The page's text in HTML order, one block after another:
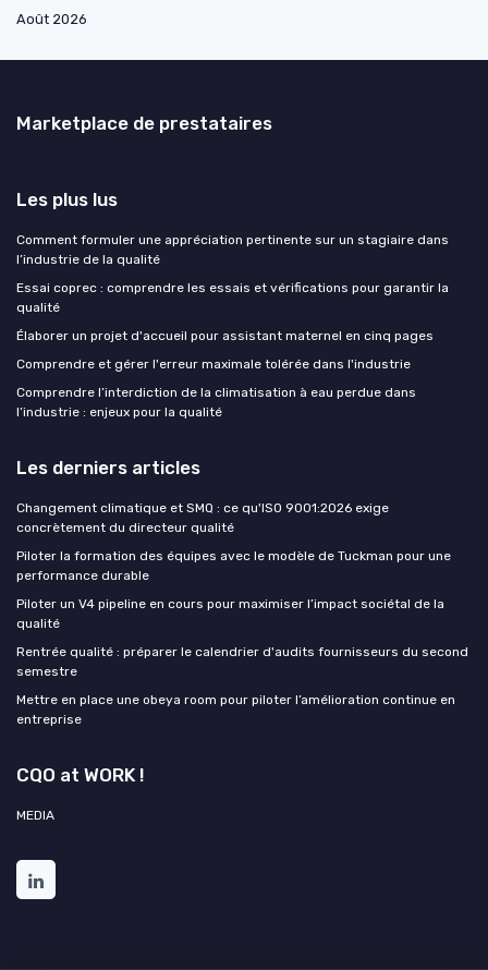
Août 2026
Marketplace de prestataires
Les plus lus
Comment formuler une appréciation pertinente sur un stagiaire dans
l’industrie de la qualité
Essai coprec : comprendre les essais et vérifications pour garantir la
qualité
Élaborer un projet d'accueil pour assistant maternel en cinq pages
Comprendre et gérer l'erreur maximale tolérée dans l'industrie
Comprendre l’interdiction de la climatisation à eau perdue dans
l’industrie : enjeux pour la qualité
Les derniers articles
Changement climatique et SMQ : ce qu'ISO 9001:2026 exige
concrètement du directeur qualité
Piloter la formation des équipes avec le modèle de Tuckman pour une
performance durable
Piloter un V4 pipeline en cours pour maximiser l’impact sociétal de la
qualité
Rentrée qualité : préparer le calendrier d'audits fournisseurs du second
semestre
Mettre en place une obeya room pour piloter l’amélioration continue en
entreprise
CQO at WORK !
MEDIA